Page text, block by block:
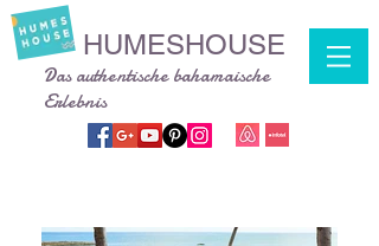
HUMESHOUSE
Das authentische bahamaische
Erlebnis